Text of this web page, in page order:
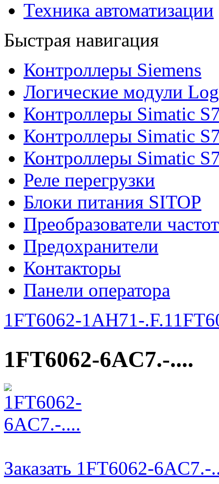
Техника автоматизации
Быстрая навигация
Контроллеры Siemens
Логические модули
Контроллеры Simatic
Контроллеры Simatic
Контроллеры Simatic
Реле перегрузки
Блоки питания SITOP
Преобразователи
Предохранители
Контакторы
Панели оператора
1FT6062-1AH71-.F.1
1FT6062-6AC7.-....
Заказать 1FT6062-6AC7.-